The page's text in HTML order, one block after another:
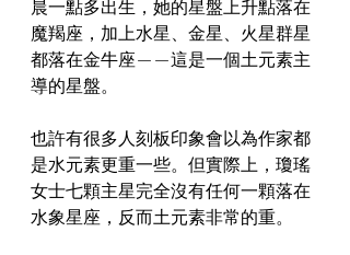
晨一點多出生，她的星盤上升點落在
魔羯座，加上水星、金星、火星群星
都落在金牛座——這是一個土元素主
導的星盤。
也許有很多人刻板印象會以為作家都
是水元素更重一些。但實際上，瓊瑤
女士七顆主星完全沒有任何一顆落在
水象星座，反而土元素非常的重。